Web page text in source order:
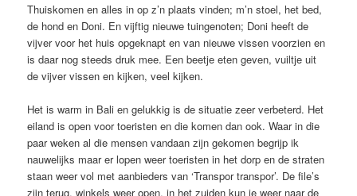
Thuiskomen en alles in op z’n plaats vinden; m’n stoel, het bed,
de hond en Doni. En vijftig nieuwe tuingenoten; Doni heeft de
vijver voor het huis opgeknapt en van nieuwe vissen voorzien en
is daar nog steeds druk mee. Een beetje eten geven, vuiltje uit
de vijver vissen en kijken, veel kijken.
Het is warm in Bali en gelukkig is de situatie zeer verbeterd. Het
eiland is open voor toeristen en die komen dan ook. Waar in die
paar weken al die mensen vandaan zijn gekomen begrijp ik
nauwelijks maar er lopen weer toeristen in het dorp en de straten
staan weer vol met aanbieders van ‘Transpor transpor’. De file’s
zijn terug, winkels weer open, in het zuiden kun je weer naar de